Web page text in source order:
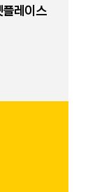
레이스